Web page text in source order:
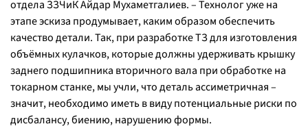
отдела ЗЗЧиК Айдар Мухаметгалиев. – Технолог уже на
этапе эскиза продумывает, каким образом обеспечить
качество детали. Так, при разработке ТЗ для изготовления
объёмных кулачков, которые должны удерживать крышку
заднего подшипника вторичного вала при обработке на
токарном станке, мы учли, что деталь ассиметричная –
значит, необходимо иметь в виду потенциальные риски по
дисбалансу, биению, нарушению формы.